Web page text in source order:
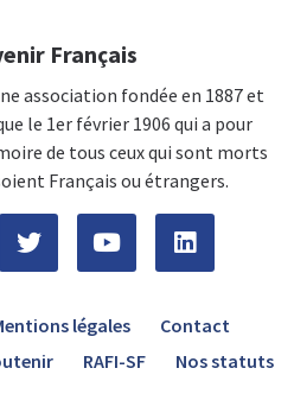
Français
association fondée en 1887 et
le 1er février 1906 qui a pour
de tous ceux qui sont morts
Français ou étrangers.
légales
Contact
RAFI-SF Nos statuts